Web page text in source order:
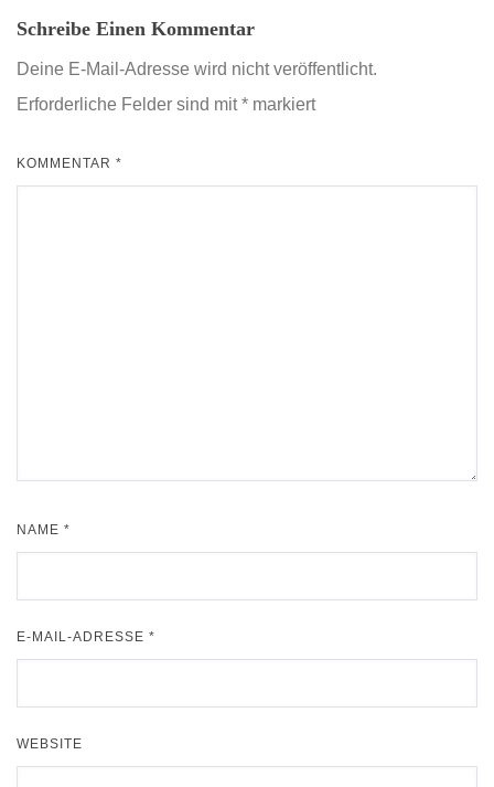
Schreibe Einen Kommentar
Deine E-Mail-Adresse wird nicht veröffentlicht.
Erforderliche Felder sind mit* markiert
KOMMENTAR *
NAME *
E-MAIL-ADRESSE *
WEBSITE